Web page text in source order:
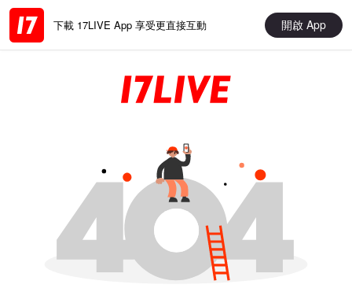
下載 17LIVE App 享受更直接互動 開啟 App